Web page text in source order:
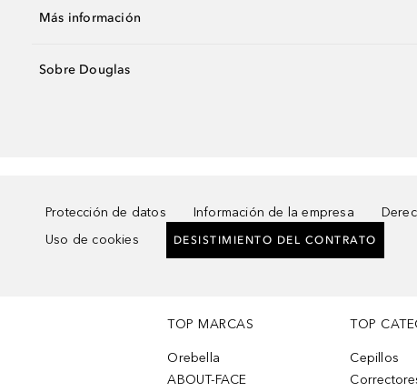
Más información
Sobre Douglas
Protección de datos Información de la empresa
Uso de cookies
DESISTIMIENTO DEL CONTRATO
TOP MARCAS
Orebella
ABOUT-FACE
TOP
Cepillos